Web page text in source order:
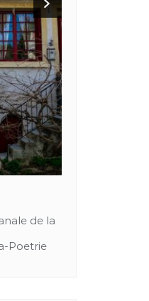
et culture
Les merveille
Occitan